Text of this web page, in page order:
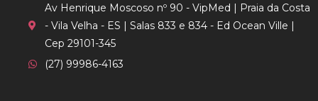
Av Henrique Moscoso nº 90 - VipMed | Praia da Costa
- Vila Velha - ES | Salas 833 e 834 - Ed Ocean Ville |
Cep 29101-345
(27) 99986-4163